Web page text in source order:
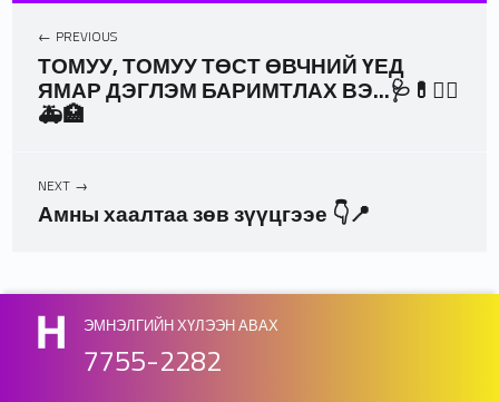
PREVIOUS
ТОМУУ, ТОМУУ ТӨСТ ӨВЧНИЙ ҮЕД
ЯМАР ДЭГЛЭМ БАРИМТЛАХ ВЭ…🩺💊👩‍⚕️
🚑🏥
NEXT
Амны хаалтаа зөв зүүцгээе 👇📍
ЭМНЭЛГИЙН ХҮЛЭЭН АВАХ
7755-2282